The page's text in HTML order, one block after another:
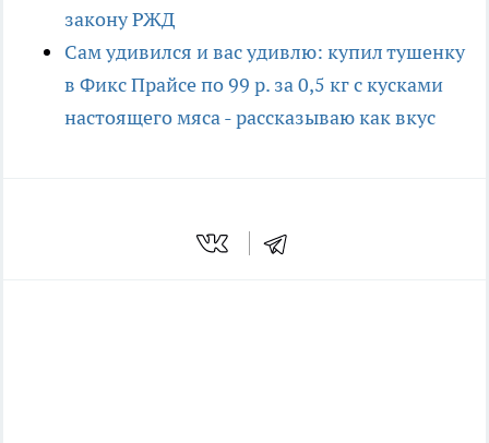
закону РЖД
Сам удивился и вас удивлю: купил тушенку
в Фикс Прайсе по 99 р. за 0,5 кг с кусками
настоящего мяса - рассказываю как вкус